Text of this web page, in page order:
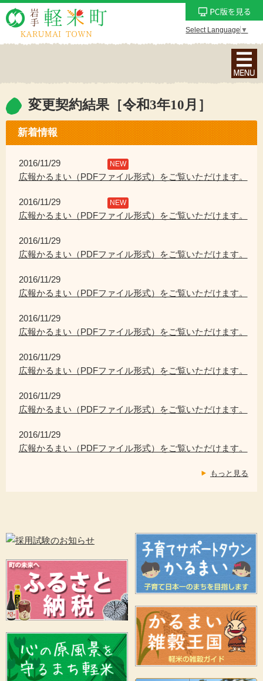
Select Language ▼
ナ
ビ
ョ
ン
ニ
を
変更契約結果［令和3年10月］
新着情報
2016/11/29 NEW
広報かるまい（PDFファイル形式）をご覧いただけます。
2016/11/29 NEW
広報かるまい（PDFファイル形式）をご覧いただけます。
2016/11/29
広報かるまい（PDFファイル形式）をご覧いただけます。
2016/11/29
広報かるまい（PDFファイル形式）をご覧いただけます。
2016/11/29
広報かるまい（PDFファイル形式）をご覧いただけます。
2016/11/29
広報かるまい（PDFファイル形式）をご覧いただけます。
2016/11/29
広報かるまい（PDFファイル形式）をご覧いただけます。
2016/11/29
広報かるまい（PDFファイル形式）をご覧いただけます。
もっと見る